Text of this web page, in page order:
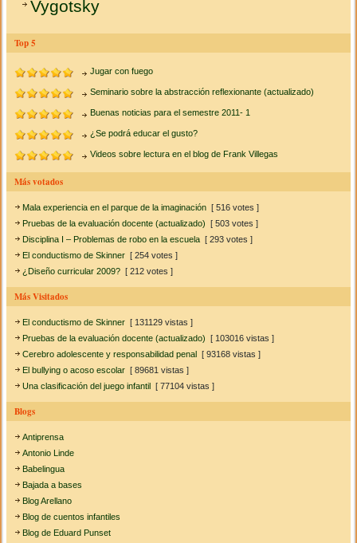
Vygotsky
Top 5
Jugar con fuego
Seminario sobre la abstracción reflexionante (actualizado)
Buenas noticias para el semestre 2011- 1
¿Se podrá educar el gusto?
Videos sobre lectura en el blog de Frank Villegas
Más votados
Mala experiencia en el parque de la imaginación [ 516 votes ]
Pruebas de la evaluación docente (actualizado) [ 503 votes ]
Disciplina I – Problemas de robo en la escuela [ 293 votes ]
El conductismo de Skinner [ 254 votes ]
¿Diseño curricular 2009? [ 212 votes ]
Más Visitados
El conductismo de Skinner [ 131129 vistas ]
Pruebas de la evaluación docente (actualizado) [ 103016 vistas ]
Cerebro adolescente y responsabilidad penal [ 93168 vistas ]
El bullying o acoso escolar [ 89681 vistas ]
Una clasificación del juego infantil [ 77104 vistas ]
Blogs
Antiprensa
Antonio Linde
Babelingua
Bajada a bases
Blog Arellano
Blog de cuentos infantiles
Blog de Eduard Punset